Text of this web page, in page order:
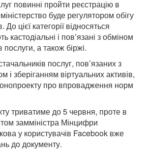
повинні пройти реєстрацію в
буде регулятором обігу
До цієї категорії відносяться
кастодіальні і пов’язані з обміном
послуги, а також біржі.
послуг, пов’язаних з
і зберіганням віртуальних активів,
про впровадження норм
триватиме до 5 червня, проте в
замміністра Мінцифри
у користувачів Facebook вже
до документу.